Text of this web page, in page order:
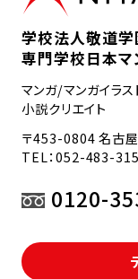
学校法人敬道学
専門学校日本マ
マンガ/マンガイラ
小説クリエイト
〒453-0804 名古
TEL：052-483-
0120-